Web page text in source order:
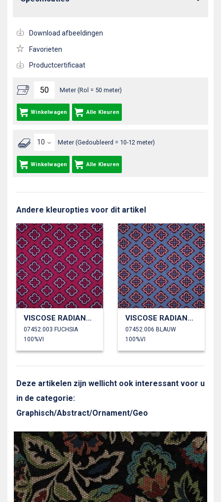
Meter (Rol = 50 meter)
Winkelwagen Alle Kleuren
Meter (Gedoubleerd = 10-12 meter)
Winkelwagen Alle Kleuren
Download afbeeldingen
Favorieten
Productcertificaat
Andere kleuropties voor dit artikel
VISCOSE RADIANCE ABSTRACT
07452.003 FUCHSIA
100%VI
VISCOSE RADIANCE ABSTRACT
07452.006 BLAUW
100%VI
Deze artikelen zijn wellicht ook interessant voor u
in de categorie:
Graphisch/Abstract/Ornament/Geo